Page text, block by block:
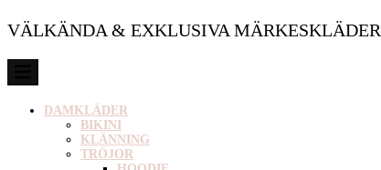
VÄLKÄNDA & EXKLUSIVA
DAMKLÄDER
BIKINI
KLÄNNING
TRÖJOR